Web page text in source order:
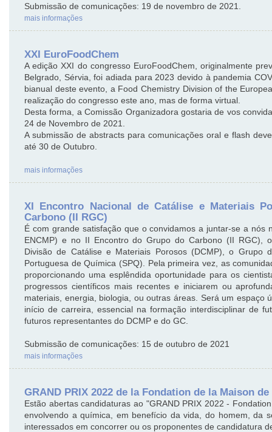
Submissão de comunicações: 19 de novembro de 2021.
mais informações
XXI EuroFoodChem
A edição XXI do congresso EuroFoodChem, originalmente
Belgrado, Sérvia, foi adiada para 2023 devido à pandemia
bianual deste evento, a Food Chemistry Division of the
realização do congresso este ano, mas de forma virtual.
Desta forma, a Comissão Organizadora gostaria de vos
24 de Novembro de 2021.
A submissão de abstracts para comunicações oral e flash
até 30 de Outubro.
mais informações
XI Encontro Nacional de Catálise e Materiais
Carbono (II RGC)
É com grande satisfação que o convidamos a juntar-se a
ENCMP) e no II Encontro do Grupo do Carbono (II RGC),
Divisão de Catálise e Materiais Porosos (DCMP), o
Portuguesa de Química (SPQ). Pela primeira vez, as
proporcionando uma esplêndida oportunidade para os
progressos científicos mais recentes e iniciarem ou
materiais, energia, biologia, ou outras áreas. Será um
início de carreira, essencial na formação interdisciplinar de
futuros representantes do DCMP e do GC.
Submissão de comunicações: 15 de outubro de 2021
mais informações
GRAND PRIX 2022 de la Fondation de la Maison
Estão abertas candidaturas ao "GRAND PRIX 2022 -
envolvendo a química, em benefício da vida, do homem,
interessados em concorrer ou os proponentes de candidatura